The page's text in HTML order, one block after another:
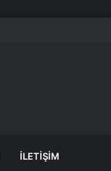
İLETIŞIM